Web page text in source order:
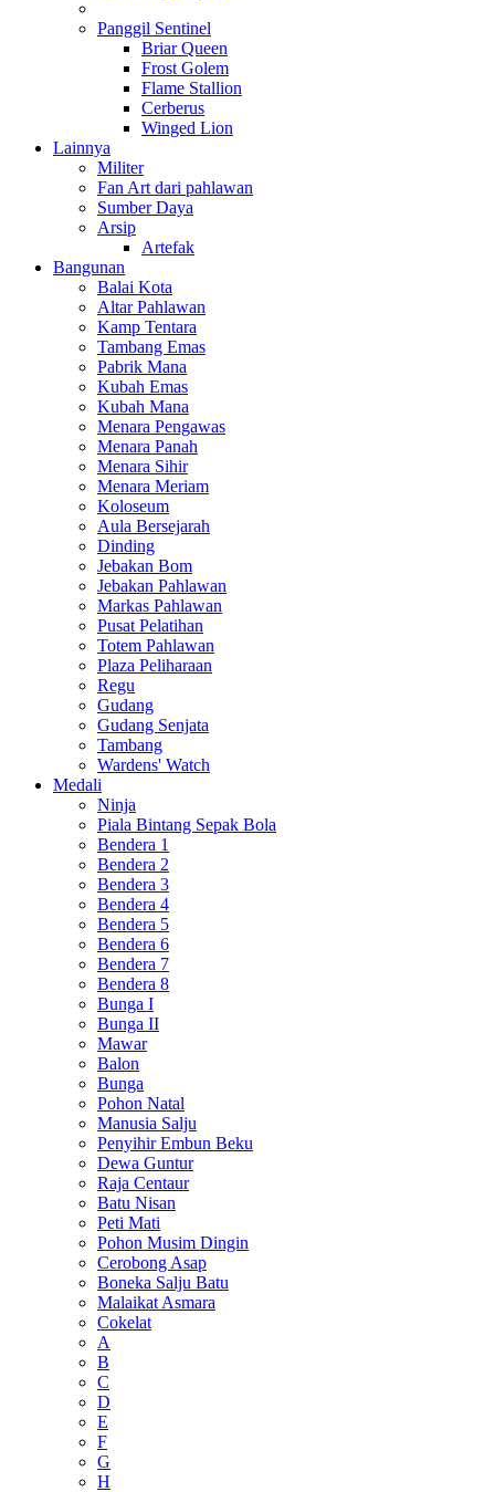
Panggil Sentinel
Briar Queen
Frost Golem
Flame Stallion
Cerberus
Winged Lion
Lainnya
Militer
Fan Art dari pahlawan
Sumber Daya
Arsip
Artefak
Bangunan
Balai Kota
Altar Pahlawan
Kamp Tentara
Tambang Emas
Pabrik Mana
Kubah Emas
Kubah Mana
Menara Pengawas
Menara Panah
Menara Sihir
Menara Meriam
Koloseum
Aula Bersejarah
Dinding
Jebakan Bom
Jebakan Pahlawan
Markas Pahlawan
Pusat Pelatihan
Totem Pahlawan
Plaza Peliharaan
Regu
Gudang
Gudang Senjata
Tambang
Wardens' Watch
Medali
Ninja
Piala Bintang Sepak Bola
Bendera 1
Bendera 2
Bendera 3
Bendera 4
Bendera 5
Bendera 6
Bendera 7
Bendera 8
Bunga I
Bunga II
Mawar
Balon
Bunga
Pohon Natal
Manusia Salju
Penyihir Embun Beku
Dewa Guntur
Raja Centaur
Batu Nisan
Peti Mati
Pohon Musim Dingin
Cerobong Asap
Boneka Salju Batu
Malaikat Asmara
Cokelat
A
B
C
D
E
F
G
H